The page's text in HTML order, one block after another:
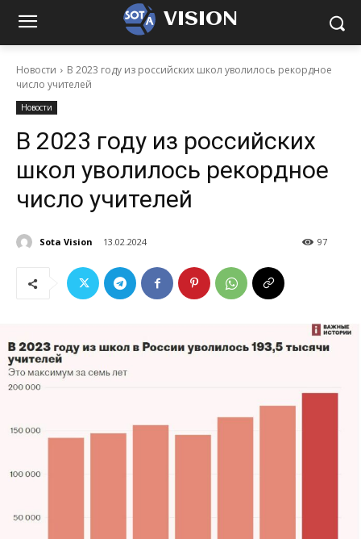
VISION
Новости
В 2023 году из российских школ уволилось рекордное
число учителей
Новости
В 2023 году из российских
школ уволилось рекордное
число учителей
Sota Vision 13.02.2024 97